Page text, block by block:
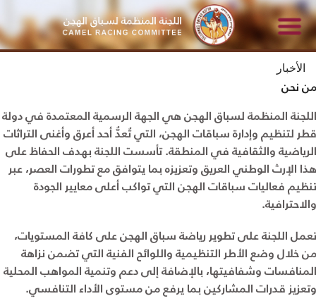
الأخبار
من نحن
اللجنة المنظمة لسباق الهجن هي الجهة الرسمية المعتمدة في دولة
قطر لتنظيم وإدارة سباقات الهجن، التي تُعدُّ أحد أعرق وأغنى التراثات
الرياضية والثقافية في المنطقة. تأسست اللجنة بهدف الحفاظ على
هذا الإرث الوطني العريق وتعزيزه بما يتوافق مع تطورات العصر، عبر
تنظيم فعاليات سباقات الهجن التي تواكب أعلى معايير الجودة
والاحترافية.
تعمل اللجنة على تطوير رياضة سباق الهجن على كافة المستويات،
من خلال وضع الأطر التنظيمية واللوائح الفنية التي تضمن نزاهة
المنافسات وشفافيتها، بالإضافة إلى دعم وتنمية المواهب المحلية
وتعزيز قدرات المشاركين بما يرفع من مستوى الأداء التنافسي.